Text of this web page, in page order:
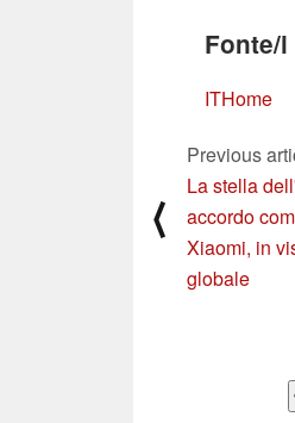
Fonte/i
ITHome
⟨
Previous
La stella
accordo
Xiaomi, in
globale